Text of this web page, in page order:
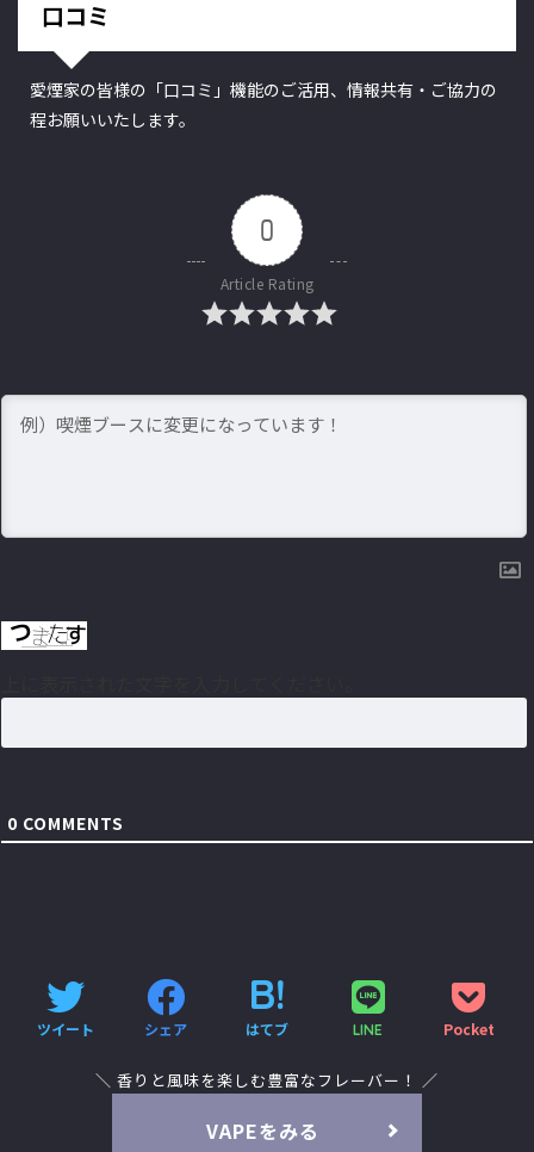
口コミ
愛煙家の皆様の「口コミ」機能のご活用、情報共有・ご協力の
程お願いいたします。
0
Article Rating
0 COMMENTS
ツイート シェア はてブ LINE Pocket
＼ 香りと風味を楽しむ豊富なフレーバー！ ／
VAPEをみる